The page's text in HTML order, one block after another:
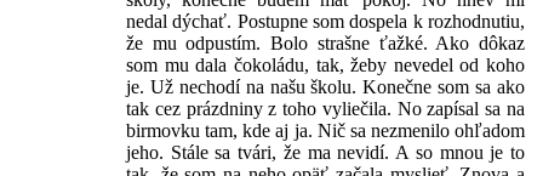
nedal dýchať. Postupne som dospela k rozhodnutiu,
že mu odpustím. Bolo strašne ťažké. Ako dôkaz
som mu dala čokoládu, tak, žeby nevedel od koho
je. Už nechodí na našu školu. Konečne som sa ako
tak cez prázdniny z toho vyliečila. No zapísal sa na
birmovku tam, kde aj ja. Nič sa nezmenilo ohľadom
jeho. Stále sa tvári, že ma nevidí. A so mnou je to